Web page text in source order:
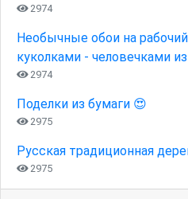
2974
Необычные обои на
куколками - человечками
2974
Поделки из бумаги 😍
2975
Русская традиционная
2975